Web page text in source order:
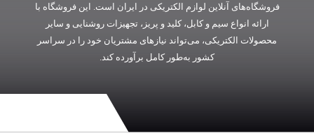
فروشگاه‌های آنلاین لوازم الکتریکی در ایران است. این فروشگاه با
ارائه انواع سیم و کابل، کلید و پریز، تجهیزات روشنایی و سایر
محصولات الکتریکی، می‌تواند نیازهای مشتریان خود را در سراسر
کشور به‌طور کامل برآورده کند.